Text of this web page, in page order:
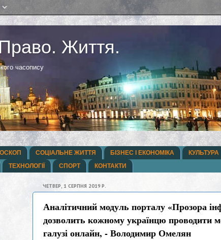
Життя.
часопису
СОЦІАЛЬНЕ ЖИТТЯ БІЗНЕС І ЕКОНОМІКА КУЛЬТУРА
ТЕХНОЛОГІЇ СПОРТ КОНТАКТИ
ЧЕТВЕР, 1 СЕРПНЯ 2019 Р.
Аналітичний модуль порталу «Прозора
дозволить кожному українцю проводити
галузі онлайн, - Володимир Омелян